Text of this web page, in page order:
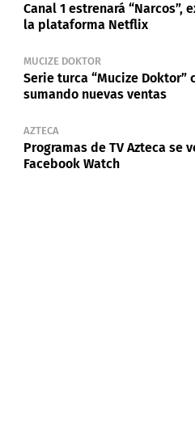
Canal 1 estrenará “Narcos”,
la plataforma Netflix
MUCIZE DOKTOR
Serie turca “Mucize Doktor”
sumando nuevas ventas
AZTECA
Programas de TV Azteca se
Facebook Watch